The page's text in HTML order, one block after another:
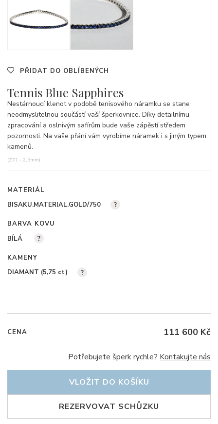
PŘIDAT DO OBLÍBENÝCH
Tennis Blue Sapphires
Nestárnoucí klenot v podobě tenisového náramku se stane
neodmyslitelnou součástí vaší šperkovnice. Díky detailnímu
zpracování a oslnivým safírům bude vaše zápěstí středem
pozornosti. Na vaše přání vám vyrobíme náramek i s jiným typem
kamenů.
(Z71 - 2,5mm)
MATERIÁL
BISAKU.MATERIAL.GOLD/750
?
BARVA KOVU
BÍLÁ
?
KAMENY
DIAMANT (5,75 ct) ?
CENA 111 600 Kč
Potřebujete šperk rychle? Kontakujte nás
REZERVOVAT SCHŮZKU
VLOŽIT DO KOŠÍKU